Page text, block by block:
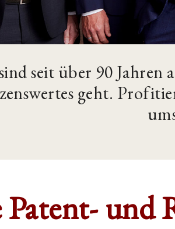
seit über 90
geht.
und